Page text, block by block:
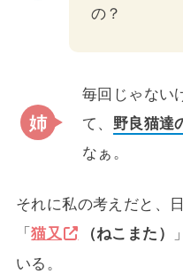
の？
毎回じゃな
て、 野良猫達
なぁ。
それに私の考えだと、
「猫又 （ねこまた）
いる。